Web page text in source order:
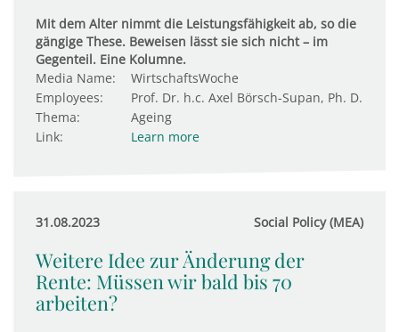
Mit dem Alter nimmt die Leistungsfähigkeit ab, so die
gängige These. Beweisen lässt sie sich nicht – im
Gegenteil. Eine Kolumne.
Media Name:
WirtschaftsWoche
Employees:
Prof. Dr. h.c. Axel Börsch-Supan, Ph. D.
Thema:
Ageing
Link:
Learn more
31.08.2023 Social Policy (MEA)
Weitere Idee zur Änderung der
Rente: Müssen wir bald bis 70
arbeiten?